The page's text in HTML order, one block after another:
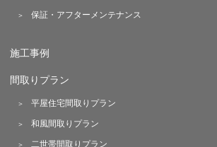
保証・アフターメンテナンス
施工事例
間取りプラン
平屋住宅間取りプラン
和風間取りプラン
二世帯間取りプラン